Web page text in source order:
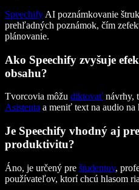
Speechify AI poznámkovanie
prehľadných poznámok, čím
plánovanie.
Ako Speechify zvyšuje
obsahu?
Tvorcovia môžu diktovať návrhy,
Asistenta a meniť text na audio
Je Speechify vhodný aj
produktivitu?
Áno, je určený pre študentov,
používateľov, ktorí chcú hlasom